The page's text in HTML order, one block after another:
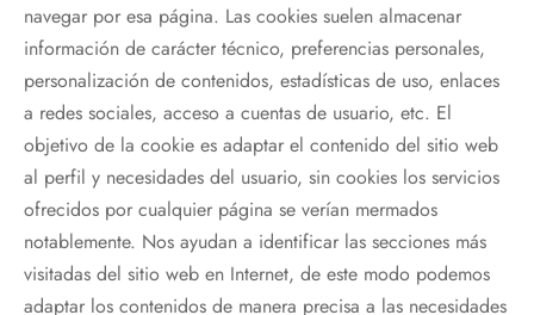
navegar por esa página. Las cookies suelen almacenar
información de carácter técnico, preferencias personales,
personalización de contenidos, estadísticas de uso, enlaces
a redes sociales, acceso a cuentas de usuario, etc. El
objetivo de la cookie es adaptar el contenido del sitio web
al perfil y necesidades del usuario, sin cookies los servicios
ofrecidos por cualquier página se verían mermados
notablemente. Nos ayudan a identificar las secciones más
visitadas del sitio web en Internet, de este modo podemos
adaptar los contenidos de manera precisa a las necesidades